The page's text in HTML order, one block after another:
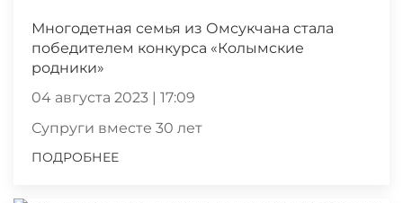
Многодетная семья из Омсукчана стала
победителем конкурса «Колымские
родники»
04 августа 2023 | 17:09
Супруги вместе 30 лет
ПОДРОБНЕЕ